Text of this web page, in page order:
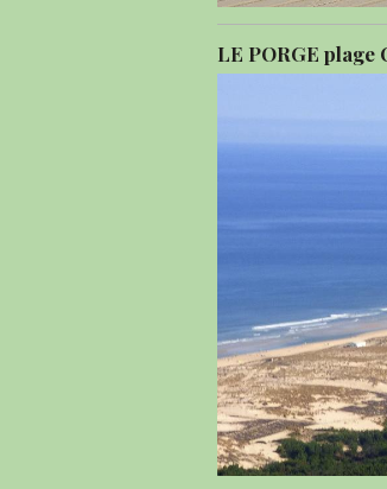
LE PORGE plage